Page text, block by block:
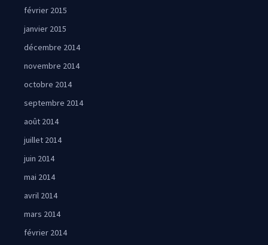
février 2015
janvier 2015
décembre 2014
novembre 2014
octobre 2014
septembre 2014
août 2014
juillet 2014
juin 2014
mai 2014
avril 2014
mars 2014
février 2014